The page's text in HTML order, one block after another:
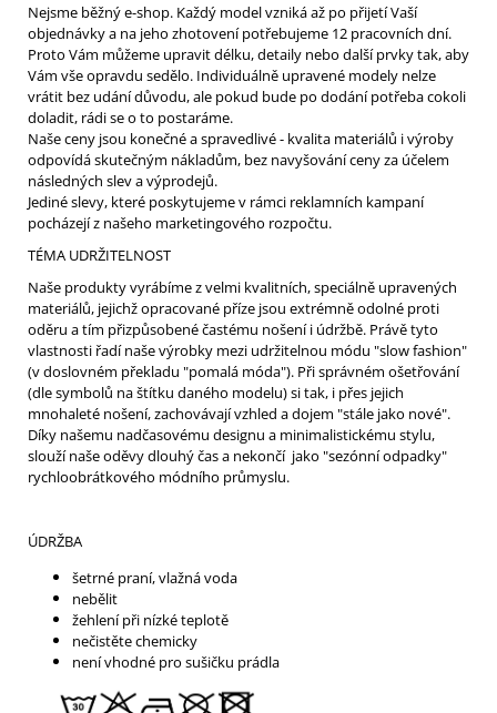
Nejsme běžný e-shop. Každý model vzniká až po přijetí Vaší
objednávky a na jeho zhotovení potřebujeme 12 pracovních dní.
Proto Vám můžeme upravit délku, detaily nebo další prvky tak, aby
Vám vše opravdu sedělo. Individuálně upravené modely nelze
vrátit bez udání důvodu, ale pokud bude po dodání potřeba cokoli
doladit, rádi se o to postaráme.
Naše ceny jsou konečné a spravedlivé - kvalita materiálů i výroby
odpovídá skutečným nákladům, bez navyšování ceny za účelem
následných slev a výprodejů.
Jediné slevy, které poskytujeme v rámci reklamních kampaní
pocházejí z našeho marketingového rozpočtu.
TÉMA UDRŽITELNOST
Naše produkty vyrábíme z velmi kvalitních, speciálně upravených
materiálů, jejichž opracované příze jsou extrémně odolné proti
oděru a tím přizpůsobené častému nošení i údržbě. Právě tyto
vlastnosti řadí naše výrobky mezi udržitelnou módu "slow fashion"
(v doslovném překladu "pomalá móda"). Při správném ošetřování
(dle symbolů na štítku daného modelu) si tak, i přes jejich
mnohaleté nošení, zachovávají vzhled a dojem "stále jako nové".
Díky našemu nadčasovému designu a minimalistickému stylu,
slouží naše oděvy dlouhý čas a nekončí jako "sezónní odpadky"
rychloobrátkového módního průmyslu.
ÚDRŽBA
šetrné praní, vlažná voda
nebělit
žehlení při nízké teplotě
nečistěte chemicky
není vhodné pro sušičku prádla